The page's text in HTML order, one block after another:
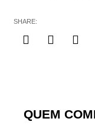
SHARE:
QUEM